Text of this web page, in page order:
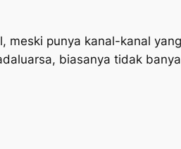
punya kanal-kanal
biasanya tidak